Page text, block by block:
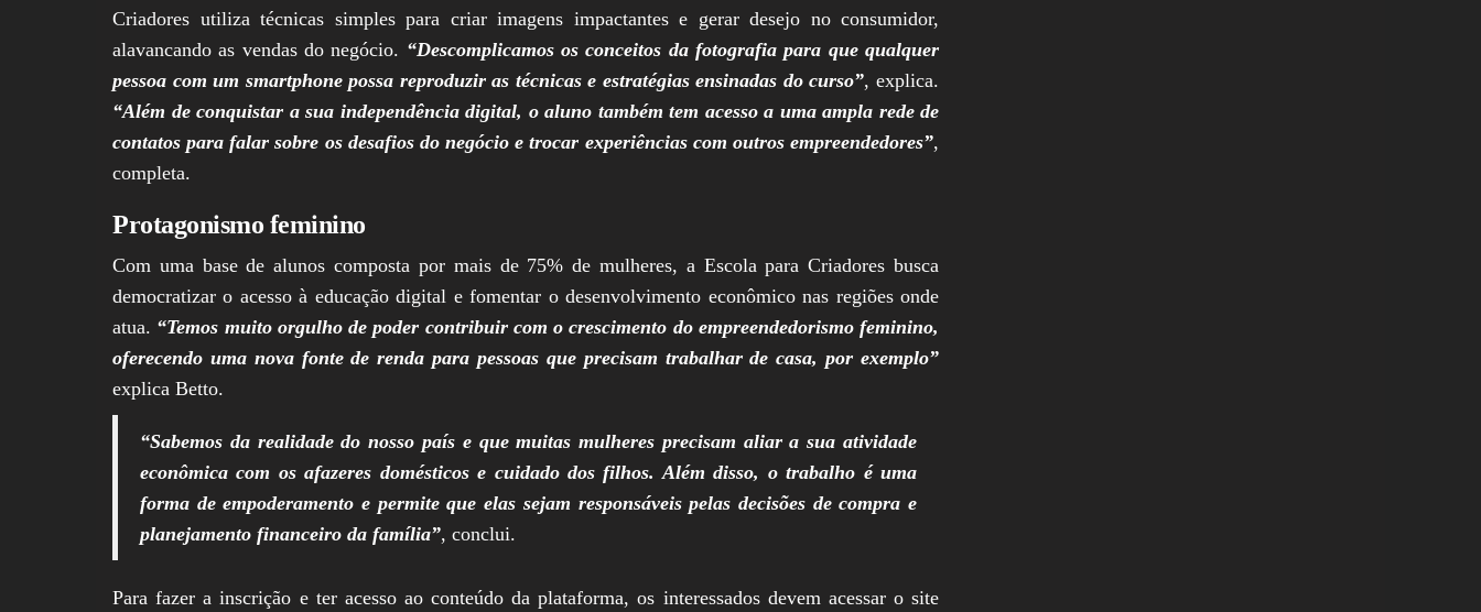
Criadores utiliza técnicas simples para criar imagens impactantes e gerar desejo no consumidor,
alavancando as vendas do negócio. “Descomplicamos os conceitos da fotografia para que qualquer
pessoa com um smartphone possa reproduzir as técnicas e estratégias ensinadas do curso”, explica.
“Além de conquistar a sua independência digital, o aluno também tem acesso a uma ampla rede de
contatos para falar sobre os desafios do negócio e trocar experiências com outros empreendedores”,
completa.
Protagonismo feminino
Com uma base de alunos composta por mais de 75% de mulheres, a Escola para Criadores busca
democratizar o acesso à educação digital e fomentar o desenvolvimento econômico nas regiões onde
atua. “Temos muito orgulho de poder contribuir com o crescimento do empreendedorismo feminino,
oferecendo uma nova fonte de renda para pessoas que precisam trabalhar de casa, por exemplo”
explica Betto.
“Sabemos da realidade do nosso país e que muitas mulheres precisam aliar a sua atividade
econômica com os afazeres domésticos e cuidado dos filhos. Além disso, o trabalho é uma
forma de empoderamento e permite que elas sejam responsáveis pelas decisões de compra e
planejamento financeiro da família”, conclui.
Para fazer a inscrição e ter acesso ao conteúdo da plataforma, os interessados devem acessar o site